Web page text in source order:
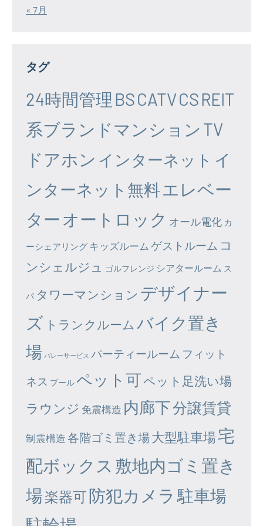
« 7月
タグ
24時間管理 BSCATVCSREIT
系ブランドマンション TV
ドアホン インターネット イ
ンターネット無料エレベー
ター オートロック オール電化 カ
ーシェアリング キッズルーム ゲストルーム コ
ンシェルジュ
ゴルフレンジ シアタールーム ス
パ タワーマンション デザイナー
ズ トランクルーム バイク置き
場 バレーサービス パーティールーム フィット
ネス プール ペット可ペット足洗い場
ラウンジ 免震構造 内廊下分譲賃貸
制震構造 各階ゴミ置き場大型駐車場宅
配ボックス 敷地内ゴミ置き
場楽器可防犯カメラ 駐車場